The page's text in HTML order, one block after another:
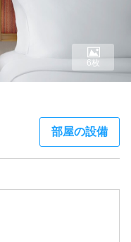
部屋の設備
6枚